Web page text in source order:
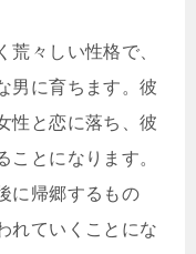
荒々しい性格で、
男に育ちます。彼
性と恋に落ち、彼
ことになります。
に帰郷するもの
れていくことにな